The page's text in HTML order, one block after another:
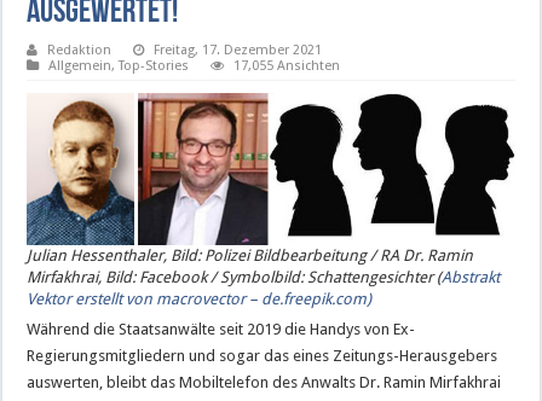
ausgewertet!
Redaktion
Freitag, 17. Dezember 2021
Allgemein,Top-Stories 17,055 Ansichten
Julian Hessenthaler, Bild: Polizei Bildbearbeitung / RA Dr. Ramin
Mirfakhrai, Bild: Facebook / Symbolbild: Schattengesichter (Abstrakt
Vektor erstellt von macrovector – de.freepik.com)
Während die Staatsanwälte seit 2019 die Handys von Ex-
Regierungsmitgliedern und sogar das eines Zeitungs-Herausgebers
auswerten, bleibt das Mobiltelefon des Anwalts Dr. Ramin Mirfakhrai